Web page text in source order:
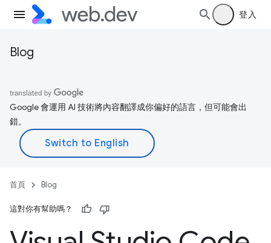
登入
Blog
Google 會運用 AI 技術將內容翻譯成你偏好的語言，但可能會出
錯。
首頁 Blog
這對你有幫助嗎？